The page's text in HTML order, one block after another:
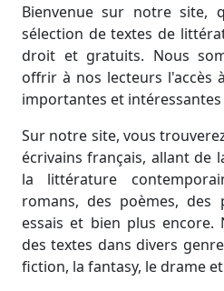
Bienvenue sur notre site,
sélection de textes de
droit et gratuits. Nous
offrir à nos lecteurs l'accès
importantes et
Sur notre site, vous
écrivains français, allant de
la littérature
romans, des poèmes, des
essais et bien plus encore.
des textes dans divers
fiction, la fantasy, le drame